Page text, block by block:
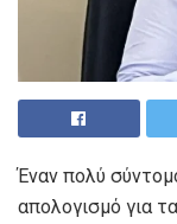
Έναν πολύ
απολογισμό για